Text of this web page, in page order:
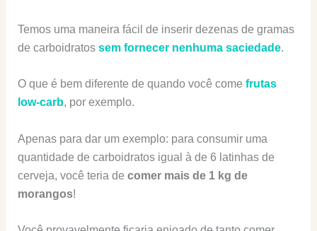
Temos uma maneira fácil de inserir dezenas de gramas
de carboidratos sem fornecer nenhuma saciedade.
O que é bem diferente de quando você come frutas
low-carb, por exemplo.
Apenas para dar um exemplo: para consumir uma
quantidade de carboidratos igual à de 6 latinhas de
cerveja, você teria de comer mais de 1 kg de
morangos!